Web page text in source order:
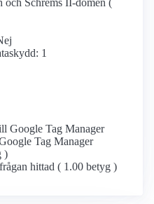
Schrems II-domen (
1
Google Tag Manager
Tag Manager
)
hittad ( 1.00 betyg )